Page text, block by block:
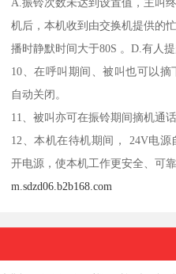
机后，本机收到由交换机提供的
播时静默时间大于80S 。D.有人
10、在呼叫期间、被叫也可以
自动关闭。
11、被叫亦可在振铃期间摘机通话
12、本机在待机期间， 24V电
开电源，使本机工作更安全、可靠
m.sdzd06.b2b168.com